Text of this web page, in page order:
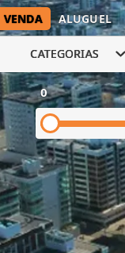
VENDA ALUGUEL
CATEGORIAS
0